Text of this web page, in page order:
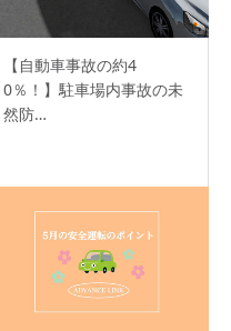
【自動車事故の約4
0％！】駐車場内事故の未
然防…